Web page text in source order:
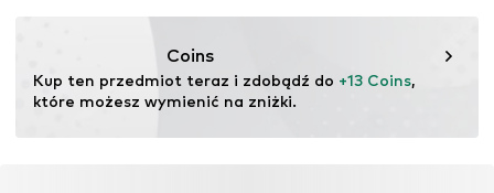
Coins
Kup ten przedmiot teraz i zdobądź do +13 Coins,
które możesz wymienić na zniżki.